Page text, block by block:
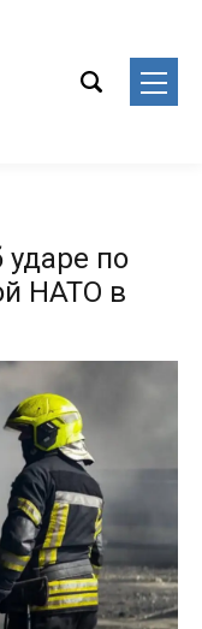
по
НАТО в